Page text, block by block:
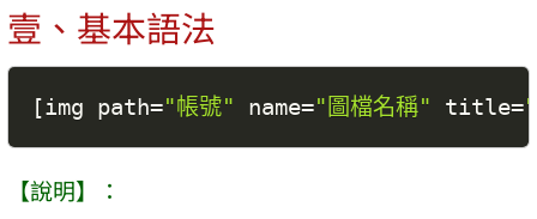
壹、基本語法
[img path="帳號" name="圖檔名稱" title=
【說明】：